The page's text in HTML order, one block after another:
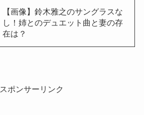
【画像】鈴木雅之のサングラスな
し！姉とのデュエット曲と妻の存
在は？
スポンサーリンク